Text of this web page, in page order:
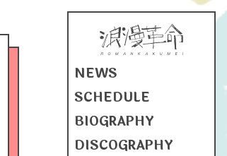
NEWS
SCHEDULE
BIOGRAPHY
DISCOGRAPHY